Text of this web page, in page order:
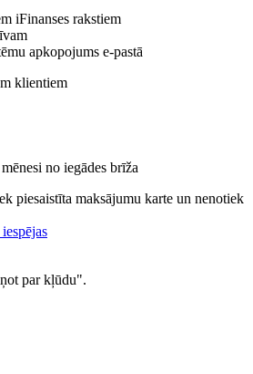
iFinanses rakstiem
apkopojums e-pastā
klientiem
no iegādes brīža
piesaistīta maksājumu karte un nenotiek
par kļūdu".